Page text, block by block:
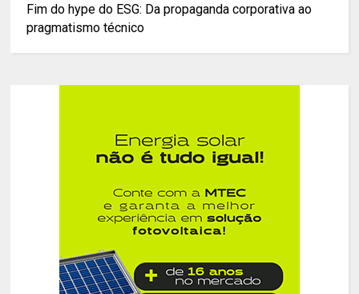
Fim do hype do ESG: Da propaganda corporativa ao
pragmatismo técnico